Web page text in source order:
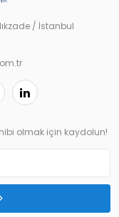
/ İstanbul
olmak için kaydolun!